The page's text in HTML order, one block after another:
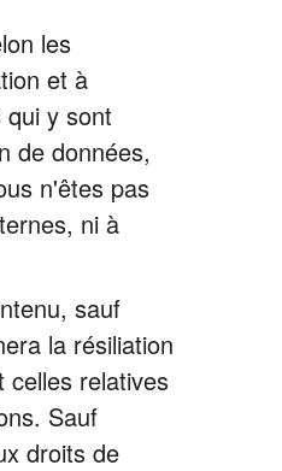
les
et à
y sont
de données,
n'êtes pas
ni à
sauf
la résiliation
celles relatives
Sauf
droits de